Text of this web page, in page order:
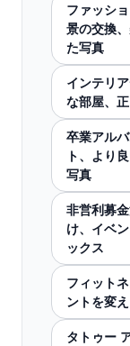
ファッシ
景の交換
た写真
インテリ
な部屋、
卒業アル
ト、より
写真
非営利募
け、イベ
ックス
フィット
ントを変
タトゥー